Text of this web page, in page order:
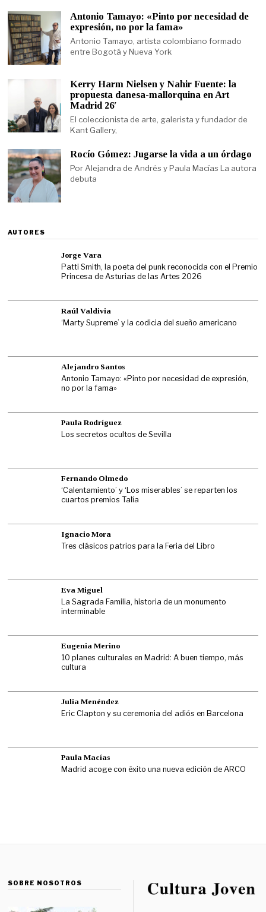
Antonio Tamayo: «Pinto por necesidad de
expresión, no por la fama»
Antonio Tamayo, artista colombiano formado
entre Bogotá y Nueva York
Kerry Harm Nielsen y Nahir Fuente: la
propuesta danesa-mallorquina en Art
Madrid 26′
El coleccionista de arte, galerista y fundador de
Kant Gallery,
Rocío Gómez: Jugarse la vida a un órdago
Por Alejandra de Andrés y Paula Macías La autora
debuta
AUTORES
Jorge Vara
Patti Smith, la poeta del punk reconocida con el Premio
Princesa de Asturias de las Artes 2026
Raúl Valdivia
‘Marty Supreme’ y la codicia del sueño americano
Alejandro Santos
Antonio Tamayo: «Pinto por necesidad de expresión,
no por la fama»
Paula Rodríguez
Los secretos ocultos de Sevilla
Fernando Olmedo
‘Calentamiento’ y ‘Los miserables’ se reparten los
cuartos premios Talía
Ignacio Mora
Tres clásicos patrios para la Feria del Libro
Eva Miguel
La Sagrada Familia, historia de un monumento
interminable
Eugenia Merino
10 planes culturales en Madrid: A buen tiempo, más
cultura
Julia Menéndez
Eric Clapton y su ceremonia del adiós en Barcelona
Paula Macías
Madrid acoge con éxito una nueva edición de ARCO
SOBRE NOSOTROS